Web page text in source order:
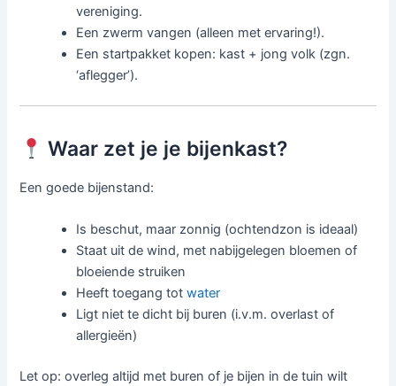
vereniging.
Een zwerm vangen (alleen met ervaring!).
Een startpakket kopen: kast + jong volk (zgn.
‘aflegger’).
Waar zet je je bijenkast?
Een goede bijenstand:
Is beschut, maar zonnig (ochtendzon is ideaal)
Staat uit de wind, met nabijgelegen bloemen of
bloeiende struiken
Heeft toegang totwater
Ligt niet te dicht bij buren (i.v.m. overlast of
allergieën)
Let op: overleg altijd met buren of je bijen in de tuin wilt